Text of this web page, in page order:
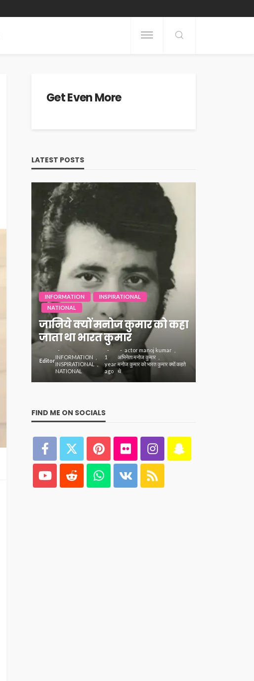
Get Even More
LATEST POSTS
INFORMATION
INSPIRATIONAL
NATIONAL
जानिये क्यों मनोज कुमार को कहा
जाता था भारत कुमार
Editor
INFORMATION
INSPIRATIONAL
NATIONAL
1
year
ago
actor manoj kumar
अभिनेता मनोज कुमार
मनोज कुमार को भारत कुमार क्यों कहते
थे
FIND ME ON SOCIALS